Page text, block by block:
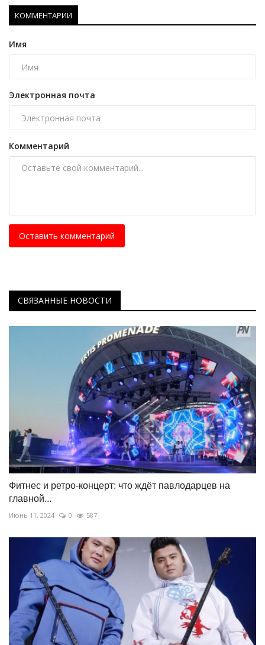
КОММЕНТАРИИ
Имя
Электронная почта
Комментарий
Оставить комментарий
СВЯЗАННЫЕ НОВОСТИ
Фитнес и ретро-концерт: что ждёт павлодарцев на
главной...
Июнь 11, 2024 0 587